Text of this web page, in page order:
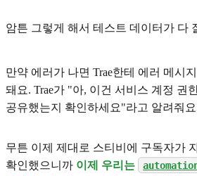
암튼 그렇게 해서 테스트 데이터가 다
만약 에러가 나면 Trae한테 에러 메시
돼요. Trae가 "아, 이건 서비스 계정 권
공유했는지 확인하세요"라고 알려줘
무튼 이제 제대로 스티비에 구독자가
확인했으니까 이제 우리는